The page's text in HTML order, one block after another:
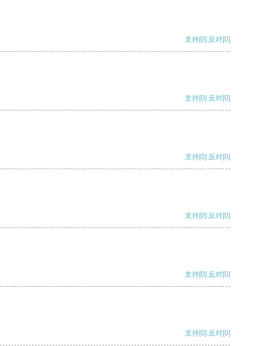
支持[0] 反对[0]
支持[0] 反对[0]
支持[0] 反对[0]
支持[0] 反对[0]
支持[0] 反对[0]
支持[0] 反对[0]